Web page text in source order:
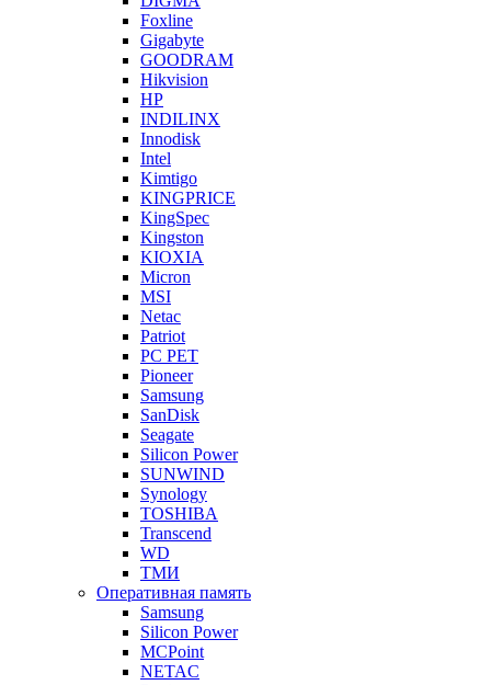
Foxline
Gigabyte
GOODRAM
Hikvision
HP
INDILINX
Innodisk
Intel
Kimtigo
KINGPRICE
KingSpec
Kingston
KIOXIA
Micron
MSI
Netac
Patriot
PC PET
Pioneer
Samsung
SanDisk
Seagate
Silicon Power
SUNWIND
Synology
TOSHIBA
Transcend
WD
ТМИ
Оперативная память
Samsung
Silicon Power
MCPoint
NETAC